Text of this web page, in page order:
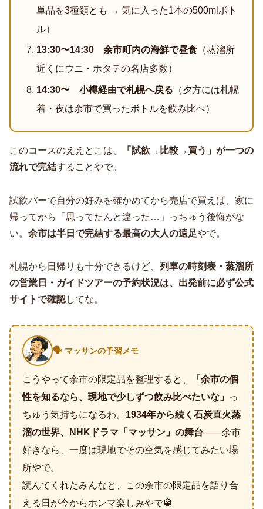
単品を3種類とも → 気に入った1本の500mlボト
ル）
13:30〜14:30 余市町内の海鮮で昼食（蒸溜所
近くにウニ・ホタテの名店多数）
14:30〜 小樽経由で札幌へ戻る （夕方には札幌
着・夜は余市で買ったボトルを飲み比べ）
このコースのええとこは、
「試飲→比較→買う」が一つの
流れで完結することやで。
試飲バーで自分の好みを確かめてから売店で買えば、家に
帰ってから「思ってたんと違った…」っちゅう後悔がな
い。 余市は半日で完結する最高の大人の遠足やで。
札幌から日帰りも十分できるけど、 列車の時刻表・蒸溜所
の営業日・ガイドツアーの予約状況は、出発前に必ず公式
サイトで確認してな。
🗣️ マッサンの予習メモ
こうやって余市の限定品を整理すると、
「余市の個
性を知るなら、現地で少しずつ飲み比べたいな」 っ
ちゅう気持ちになるわ。 1934年から続く石炭直火蒸
溜の世界、NHKドラマ「マッサン」の舞台——余市
好きなら、一度は現地でその空気を感じてみたい場
所やで。
読んでくれたみんなと、この余市の限定品を語り合
える日が今からホンマ楽しみやで🥃